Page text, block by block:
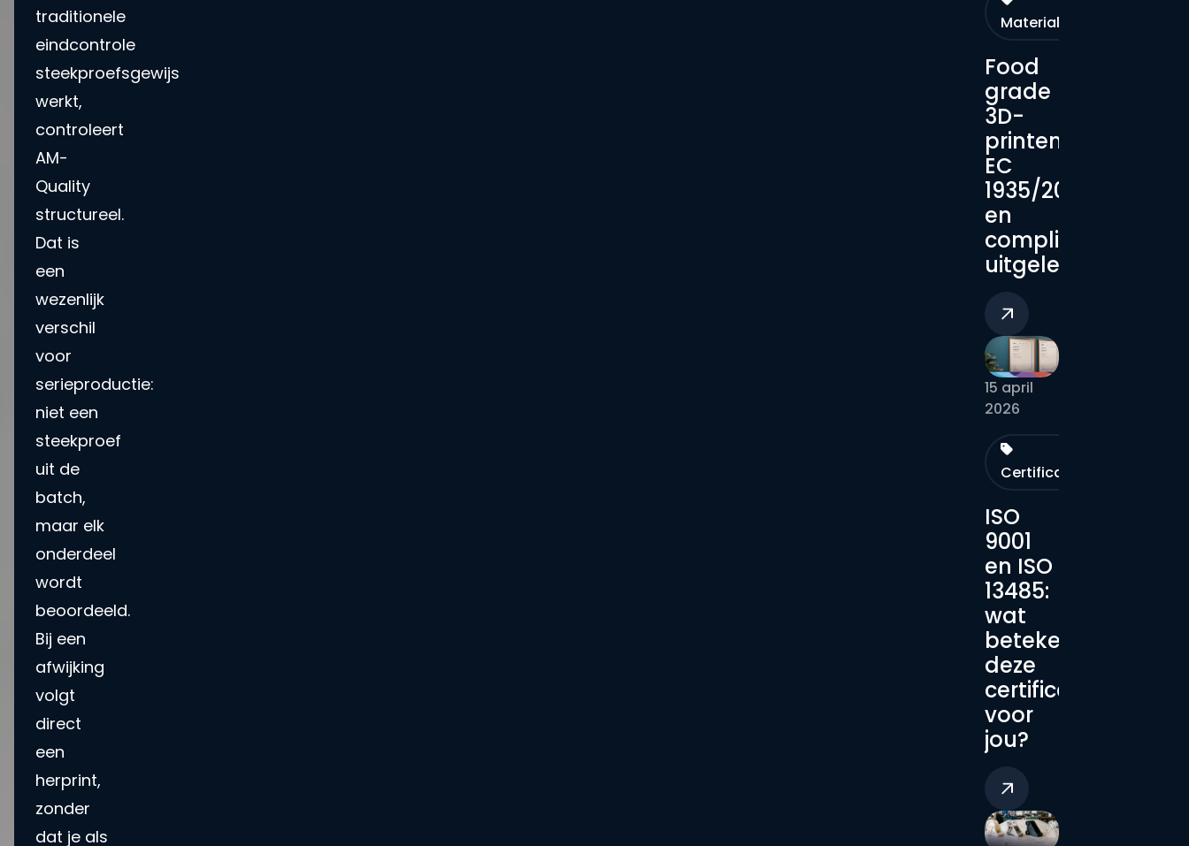
traditionele
eindcontrole
steekproefsgewijs
werkt,
controleert
AM-
Quality
structureel.
Dat is
een
wezenlijk
verschil
voor
serieproductie:
niet een
steekproef
uit de
batch,
maar elk
onderdeel
wordt
beoordeeld.
Bij een
afwijking
volgt
direct
een
herprint,
zonder
dat je als
Food
grade
3D-
printen:
EC
1935/2004
en
compliance
uitgelegd
Materialen
ISO
9001
en ISO
13485:
wat
betekenen
deze
certificeringen
voor
jou?
15 april
2026
Certificaten